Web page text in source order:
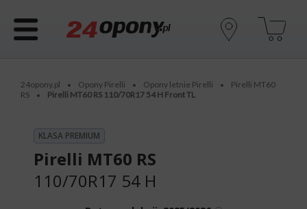
24opony.pl • Opony Pirelli • Opony letnie Pirelli •
Pirelli MT60
RS
• Pirelli MT60 RS 110/70R17 54 H Front TL
KLASA PREMIUM
Pirelli MT60 RS
110/70R17 54 H